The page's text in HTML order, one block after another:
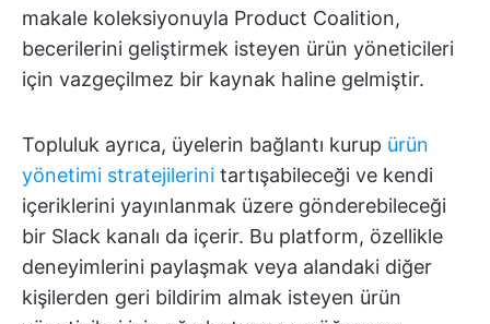
makale koleksiyonuyla Product Coalition,
becerilerini geliştirmek isteyen ürün yöneticileri
için vazgeçilmez bir kaynak haline gelmiştir.
Topluluk ayrıca, üyelerin bağlantı kurup ürün
yönetimi stratejilerini tartışabileceği ve kendi
içeriklerini yayınlanmak üzere gönderebileceği
bir Slack kanalı da içerir. Bu platform, özellikle
deneyimlerini paylaşmak veya alandaki diğer
kişilerden geri bildirim almak isteyen ürün